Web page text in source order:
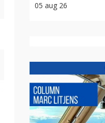
05 aug 26